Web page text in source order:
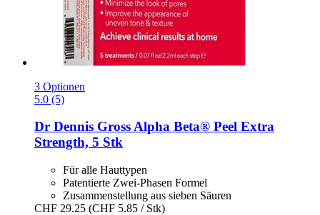
3 Optionen
5.0 (5)
Dr Dennis GrossAlpha Beta® Peel Extra
Strength, 5 Stk
Für alle Hauttypen
Patentierte Zwei-Phasen Formel
Zusammenstellung aus sieben Säuren
CHF 29.25 (CHF 5.85 / Stk)